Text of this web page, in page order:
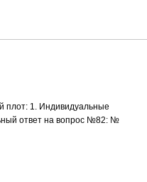
плот: 1. Индивидуальные
ответ на вопрос №82: №